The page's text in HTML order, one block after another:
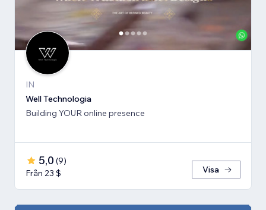
IN
Well Technologia
Building YOUR online presence
5,0 (9)
Från 23 $
Visa